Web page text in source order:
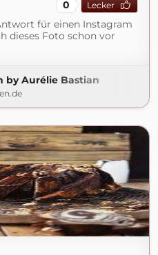
0 Lecker
für einen Instagram
dieses Foto schon vor
by Aurélie Bastian